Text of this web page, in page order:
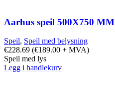
Aarhus speil 500X750 MM
Speil, Speil med belysning
€228.69 (€189.00 + MVA)
Speil med lys
Legg i handlekurv